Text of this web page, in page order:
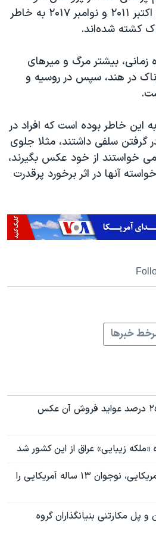
«سی‌پک»
یافته‌اند که ۲۵۹ نفر بین اکتبر ۲۰۱۱ و نوامبر ۲۰۱۷ به خاطر
کشته شده‌اند.
زمانی، بیشتر مرگ و میرهای
در هند، سپس در روسیه و
این خاطر بوده است که افراد در
سلفی داشتند، مثلا جلوی
خواستند از خود عکس بگیرند،
آنها در اثر برخورد پرقدرت
خبرها
میمونی که سلفی گرفت، از ۲۵ درصد عواید فروش آن عکس
زیبایی» عراق از این کشور شد
سلفی وسط فینال فوتبال آمریکایی، نوجوان ۱۳ ساله آمریکایی را
پل مکارتنی بنیانگذاران گروه